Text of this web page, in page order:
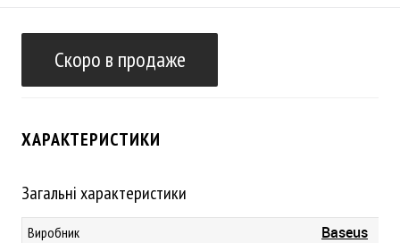
Скоро в продаже
ХАРАКТЕРИСТИКИ
Загальні характеристики
Виробник Baseus